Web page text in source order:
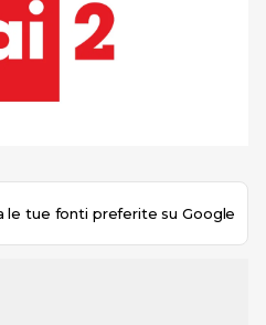
le tue fonti preferite su Google